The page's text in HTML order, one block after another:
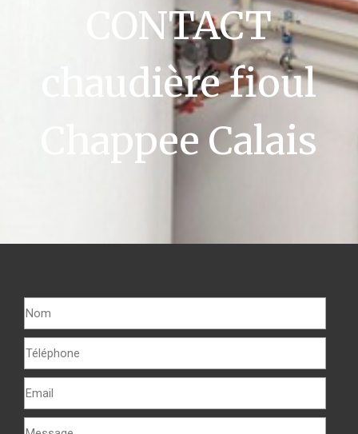
CONTACT
chaudière fioul
Chappee Calais